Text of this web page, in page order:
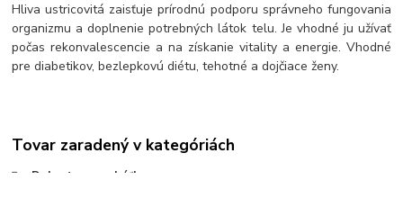
Hliva ustricovitá zaisťuje prírodnú podporu správneho fungovania
organizmu a doplnenie potrebných látok telu. Je vhodné ju užívať
počas rekonvalescencie a na získanie vitality a energie. Vhodné
pre diabetikov, bezlepkovú diétu, tehotné a dojčiace ženy.
Tovar zaradený v kategóriách
Dobroty a pochúťky